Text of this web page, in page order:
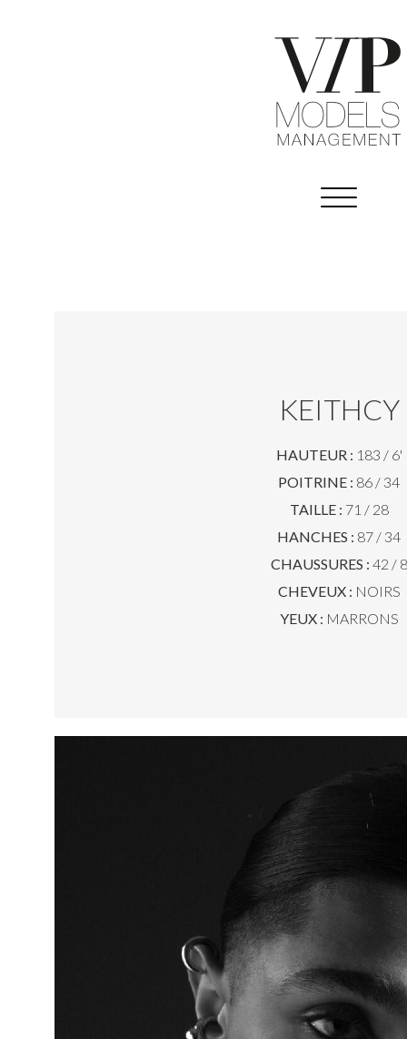
KEITHCY
HAUTEUR : 183 / 6'
POITRINE : 86 / 34
TAILLE : 71 / 28
HANCHES : 87 / 34
CHAUSSURES : 42 / 8
CHEVEUX : NOIRS
YEUX : MARRONS